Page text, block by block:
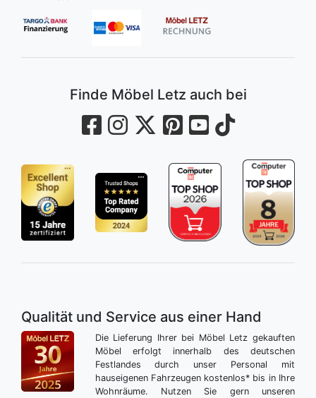
Finde Möbel Letz auch bei
Qualität und Service aus einer Hand
Die Lieferung Ihrer bei Möbel Letz gekauften
Möbel erfolgt innerhalb des deutschen
Festlandes durch unser Personal mit
hauseigenen Fahrzeugen kostenlos* bis in Ihre
Wohnräume. Nutzen Sie gern unseren